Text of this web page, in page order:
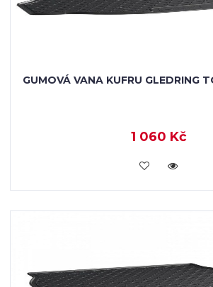
GUMOVÁ VANA KUFRU GLEDRING
1 060 Kč
KOUPIT